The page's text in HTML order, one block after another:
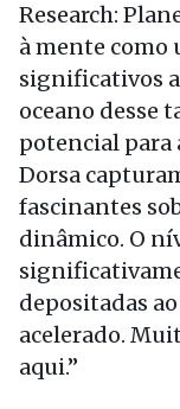
Research:
à mente como
significativos
oceano desse
potencial para
Dorsa
fascinantes
dinâmico. O
depositadas
acelerado.
aqui.”